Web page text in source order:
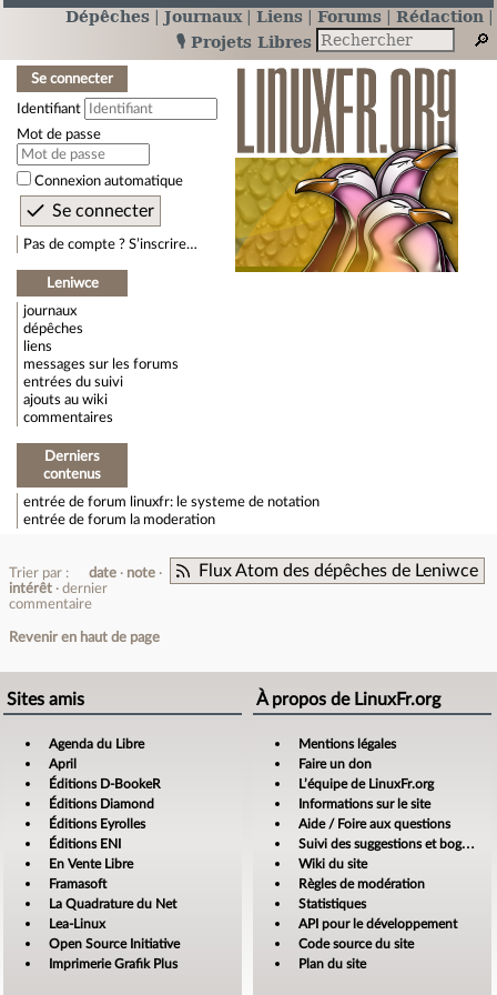
Dépêches Journaux Liens Forums
Rédaction
🎙️ Projets Libres
Se connecter
Identifiant
Mot de passe
Connexion automatique
Pas de compte ? S’inscrire…
Leniwce
journaux
dépêches
liens
messages sur les forums
entrées du suivi
ajouts au wiki
commentaires
Derniers
contenus
entrée de forum linuxfr: le systeme de notation
entrée de forum la moderation
Flux Atom des dépêches de Leniwce
Trier par : date
note
intérêt
dernier
commentaire
Revenir en haut de page
Sites amis
Agenda du Libre
April
Éditions D-BookeR
Éditions Diamond
Éditions Eyrolles
Éditions ENI
En Vente Libre
Framasoft
La Quadrature du Net
Lea-Linux
Open Source Initiative
Imprimerie Grafik Plus
À propos de LinuxFr.org
Mentions légales
Faire un don
L’équipe de LinuxFr.org
Informations sur le site
Aide / Foire aux questions
Suivi des suggestions et bogues
Wiki du site
Règles de modération
Statistiques
API pour le développement
Code source du site
Plan du site